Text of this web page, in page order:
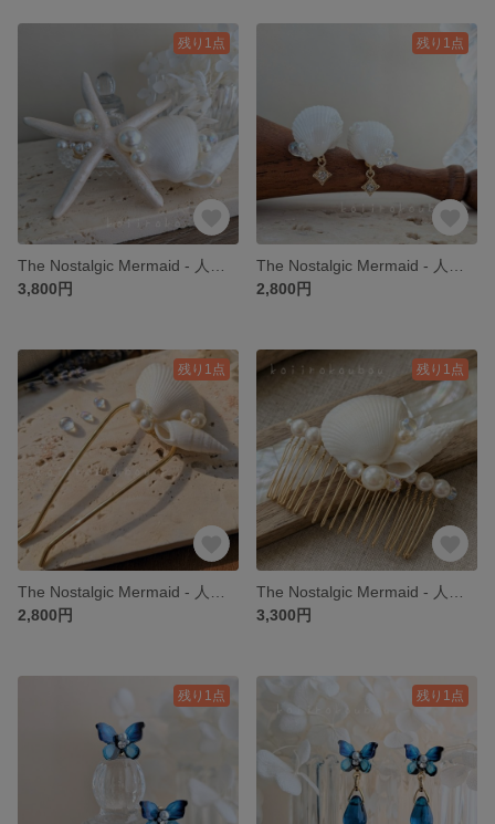
残り1点
3,800円
残り1点
2,800円
残り1点
2,800円
残り1点
3,300円
残り1点 残り1点